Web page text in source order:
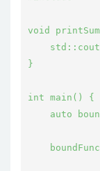
void
}
int main() {
auto